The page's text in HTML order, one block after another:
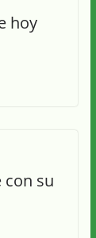
hoy
con su